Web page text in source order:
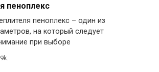
пеноплекс
пеноплекс – один из
на который следует
при выборе